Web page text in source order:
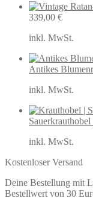
339,00 €
inkl. MwSt.
Antikes
inkl. MwSt.
inkl. MwSt.
Kostenloser Versand
Deine Bestellung mit
Bestellwert von 30